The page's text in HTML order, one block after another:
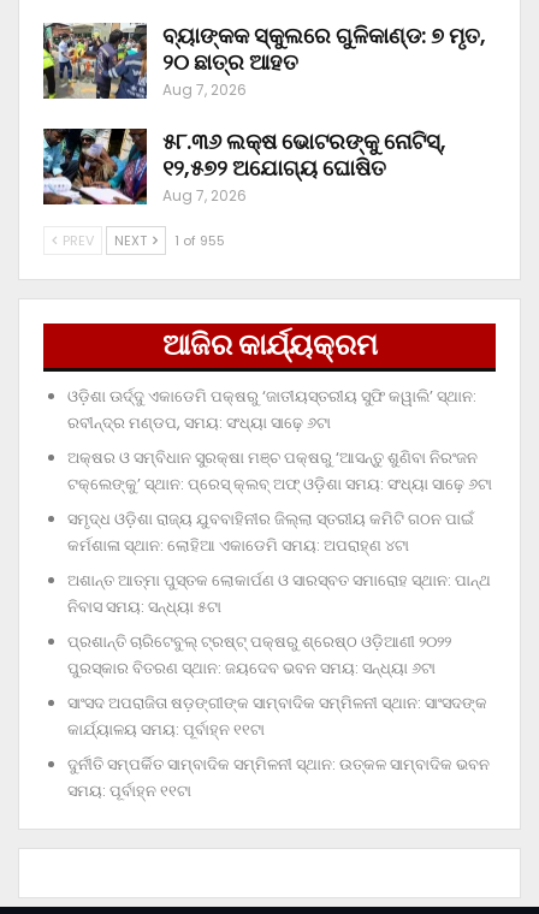
ବ୍ୟାଙ୍କକ ସ୍କୁଲରେ ଗୁଳିକାଣ୍ଡ: ୭ ମୃତ,
୨୦ ଛାତ୍ର ଆହତ
Aug 7, 2026
୫୮.୩୬ ଲକ୍ଷ ଭୋଟରଙ୍କୁ ନୋଟିସ୍‌,
୧୨,୫୭୨ ଅଯୋଗ୍ୟ ଘୋଷିତ
Aug 7, 2026
PREV NEXT 1 of 955
ଆଜିର କାର୍ଯ୍ୟକ୍ରମ
ଓଡ଼ିଶା ଊର୍ଦ୍ଦୁ ଏକାଡେମି ପକ୍ଷରୁ ‘ଜାତୀୟସ୍ତରୀୟ ସୁଫି କୱାଲି’ ସ୍ଥାନ:
ରବୀନ୍ଦ୍ର ମଣ୍ଡପ, ସମୟ: ସଂଧ୍ୟା ସାଢ଼େ ୬ଟା
ଅକ୍ଷର ଓ ସମ୍ବିଧାନ ସୁରକ୍ଷା ମଞ୍ଚ ପକ୍ଷରୁ ‘ଆସନ୍ତୁ ଶୁଣିବା ନିରଂଜନ
ଟକ୍‌ଲେଙ୍କୁ’ ସ୍ଥାନ: ପ୍ରେସ୍‌ କ୍ଲବ୍‌ ଅଫ୍‌ ଓଡ଼ିଶା ସମୟ: ସଂଧ୍ୟା ସାଢ଼େ ୬ଟା
ସମୃଦ୍ଧ ଓଡ଼ିଶା ରାଜ୍ୟ ଯୁବବାହିନୀର ଜିଲ୍ଲା ସ୍ତରୀୟ କମିଟି ଗଠନ ପାଇଁ
କର୍ମଶାଳା ସ୍ଥାନ: ଲୋହିଆ ଏକାଡେମି ସମୟ: ଅପରାହ୍‌ଣ ୪ଟା
ଅଶାନ୍ତ ଆତ୍ମା ପୁସ୍ତକ ଲୋକାର୍ପଣ ଓ ସାରସ୍ବତ ସମାରୋହ ସ୍ଥାନ: ପାନ୍ଥ
ନିବାସ ସମୟ: ସନ୍ଧ୍ୟା ୫ଟା
ପ୍ରଶାନ୍ତି ଚାରିଟେବୁଲ୍‌ ଟ୍ରଷ୍ଟ୍‌ ପକ୍ଷରୁ ଶ୍ରେଷ୍ଠ ଓଡ଼ିଆଣୀ ୨୦୨୨
ପୁରସ୍କାର ବିତରଣ ସ୍ଥାନ: ଜୟଦେବ ଭବନ ସମୟ: ସନ୍ଧ୍ୟା ୬ଟା
ସାଂସଦ ଅପରାଜିତା ଷଡ଼ଙ୍ଗୀଙ୍କ ସାମ୍ବାଦିକ ସମ୍ମିଳନୀ ସ୍ଥାନ: ସାଂସଦଙ୍କ
କାର୍ଯ୍ୟାଳୟ ସମୟ: ପୂର୍ବାହ୍ନ ୧୧ଟା
ଦୁର୍ନୀତି ସମ୍ପର୍କିତ ସାମ୍ବାଦିକ ସମ୍ମିଳନୀ ସ୍ଥାନ: ଉତ୍କଳ ସାମ୍ବାଦିକ ଭବନ
ସମୟ: ପୂର୍ବାହ୍ନ ୧୧ଟା